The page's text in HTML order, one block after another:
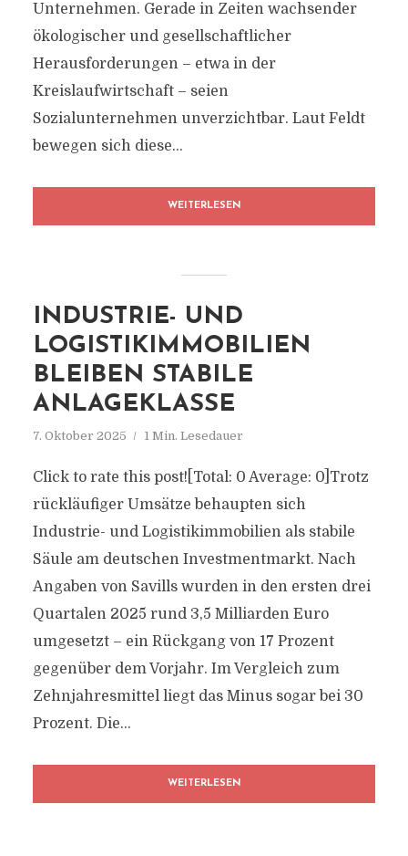
Unternehmen. Gerade in Zeiten wachsender
ökologischer und gesellschaftlicher
Herausforderungen – etwa in der
Kreislaufwirtschaft – seien
Sozialunternehmen unverzichtbar. Laut Feldt
bewegen sich diese...
WEITERLESEN
INDUSTRIE- UND
LOGISTIKIMMOBILIEN
BLEIBEN STABILE
ANLAGEKLASSE
7. Oktober 2025 1 Min. Lesedauer
Click to rate this post![Total: 0 Average: 0]Trotz
rückläufiger Umsätze behaupten sich
Industrie- und Logistikimmobilien als stabile
Säule am deutschen Investmentmarkt. Nach
Angaben von Savills wurden in den ersten drei
Quartalen 2025 rund 3,5 Milliarden Euro
umgesetzt – ein Rückgang von 17 Prozent
gegenüber dem Vorjahr. Im Vergleich zum
Zehnjahresmittel liegt das Minus sogar bei 30
Prozent. Die...
WEITERLESEN